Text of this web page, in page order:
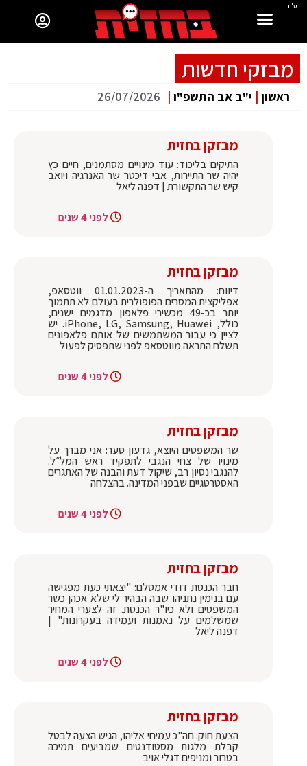
בס"ד
מבזקי חדשות
ראשון | י"ב אב התשפ"ו |
26/07/2026
מבזקן בחזית
התיקים בליכוד: עוד מינויים מסתמנים, חיים כץ
יהיה שר התיירות, אבי דיכטר שר האנרגיה ויואב
קיש שר התקשורת | דפנה ליאל
לפני 4 שנים
מבזקן בחזית
דיווח: מהתאריך ה-01.01.2023 ווטסאפ,
אפליקצית המסרים הפופולרית בעולם לא תתמוך
יותר בכ-49 מכשירי פלאפון מדגמים ישנים,
כולל, iPhone, LG, Samsung, Huawei. יש
לציין כי עבור המשתמשים של אותם פלאפונים
תשלח התראה מווטסאפ לפני שתפסיק לפעול
לפני 4 שנים
מבזקן בחזית
שר המשפטים היוצא, גדעון סער: ‏אני מברך על
מינויו של ‎צחי הנגבי לתפקיד ראש המל״ל.
להנגבי נסיון רב, שיקול דעת והבנה של האתגרים
האסטרטגיים שבפני המדינה. בהצלחה
לפני 4 שנים
מבזקן בחזית
חבר הכנסת דודי אמסלם: "יצאתי כעת מפגישה
עם בנימין נתניהו שבה הבהיר לי שלא אכהן כשר
המשפטים ולא כיו"ר הכנסת. זה לצערי המחיר
שמשלמים על נאמנות ועמידה בעקרונות" |
דפנה ליאל
לפני 4 שנים
מבזקן בחזית
הצעת חוק: חה"כ עמיחי אליהו, הגיש הצעה לבטל
קבלת מלגות מסטודנטים שמביעים תמיכה
בטרור ומניפים דגלי אויב